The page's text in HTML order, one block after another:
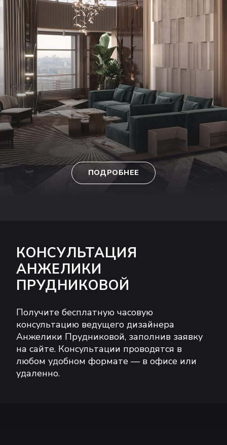
ПОДРОБНЕЕ
КОНСУЛЬТАЦИЯ
АНЖЕЛИКИ
ПРУДНИКОВОЙ
Получите бесплатную часовую
консультацию ведущего дизайнера
Анжелики Прудниковой, заполнив заявку
на сайте. Консультации проводятся в
любом удобном формате — в офисе или
удаленно.